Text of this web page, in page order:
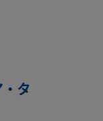
タ